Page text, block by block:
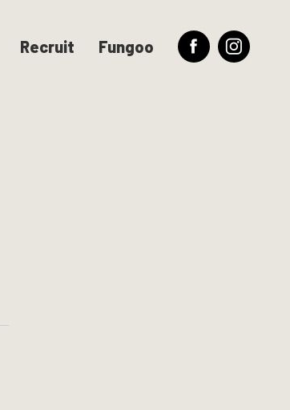
Recruit Fungoo